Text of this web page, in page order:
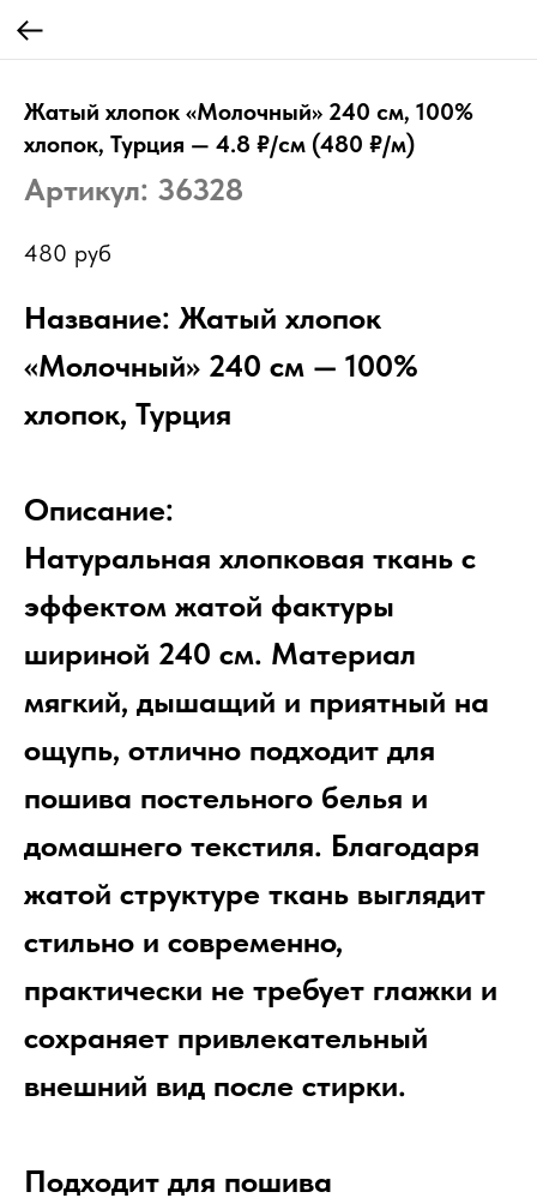
Жатый хлопок «Молочный» 240 см, 100%
хлопок, Турция — 4.8 ₽/см (480 ₽/м)
Артикул: 36328
480 руб
Название: Жатый хлопок
«Молочный» 240 см — 100%
хлопок, Турция
Описание:
Натуральная хлопковая ткань с
эффектом жатой фактуры
шириной 240 см. Материал
мягкий, дышащий и приятный на
ощупь, отлично подходит для
пошива постельного белья и
домашнего текстиля. Благодаря
жатой структуре ткань выглядит
стильно и современно,
практически не требует глажки и
сохраняет привлекательный
внешний вид после стирки.
Подходит для пошива